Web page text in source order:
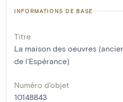
INFORMATIONS DE BASE
Titre
La maison des oeuvres
de l'Espérance)
Numéro d'objet
10148843